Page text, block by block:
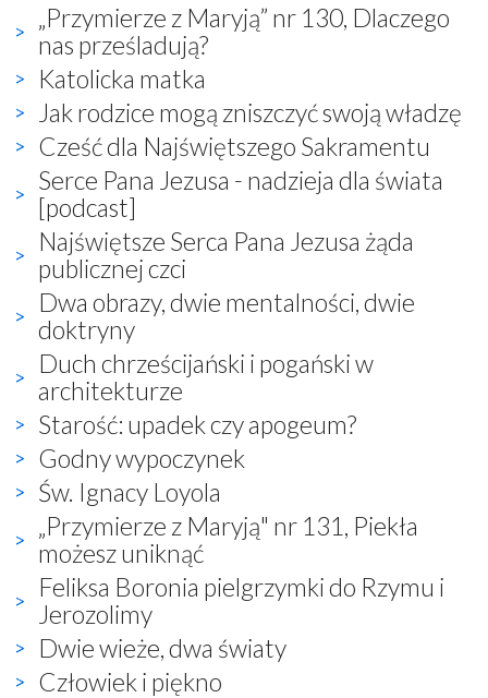
„Przymierze z Maryją” nr 130, Dlaczego
nas prześladują?
Katolicka matka
Jak rodzice mogą zniszczyć swoją władzę
Cześć dla Najświętszego Sakramentu
Serce Pana Jezusa - nadzieja dla świata
[podcast]
Najświętsze Serca Pana Jezusa żąda
publicznej czci
Dwa obrazy, dwie mentalności, dwie
doktryny
Duch chrześcijański i pogański w
architekturze
Starość: upadek czy apogeum?
Godny wypoczynek
Św. Ignacy Loyola
„Przymierze z Maryją" nr 131, Piekła
możesz uniknąć
Feliksa Boronia pielgrzymki do Rzymu i
Jerozolimy
Dwie wieże, dwa światy
Człowiek i piękno